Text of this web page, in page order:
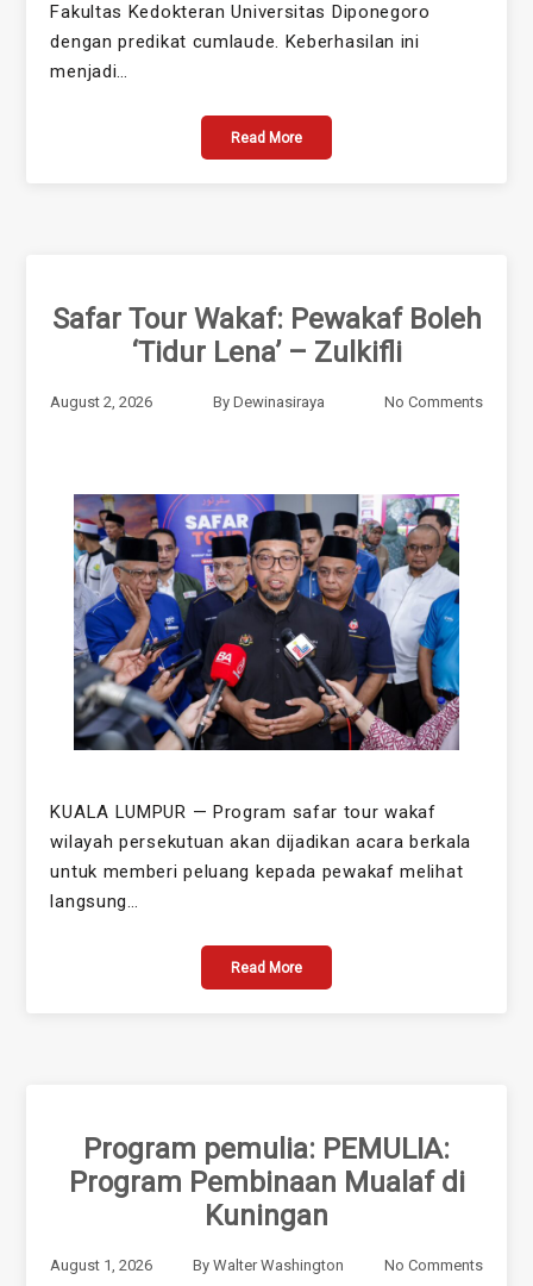
Fakultas Kedokteran Universitas Diponegoro
dengan predikat cumlaude. Keberhasilan ini
menjadi…
Read More
Safar Tour Wakaf: Pewakaf Boleh
‘Tidur Lena’ – Zulkifli
August 2, 2026 By Dewinasiraya No Comments
KUALA LUMPUR — Program safar tour wakaf
wilayah persekutuan akan dijadikan acara berkala
untuk memberi peluang kepada pewakaf melihat
langsung…
Read More
Program pemulia: PEMULIA:
Program Pembinaan Mualaf di
Kuningan
August 1, 2026 By Walter Washington No Comments